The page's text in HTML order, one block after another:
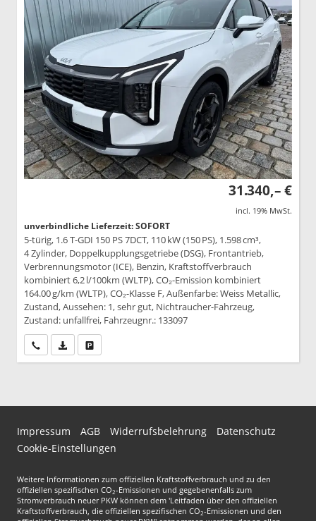
31.340,– €
incl. 19% MwSt.
unverbindliche Lieferzeit: SOFORT
5-türig, 1.6 T-GDI 150 PS 7DCT, 110 kW (150 PS), 1.598 cm³,
4 Zylinder, Doppelkupplungsgetriebe (DSG), Frontantrieb,
Verbrennungsmotor (ICE), Benzin, Kraftstoffverbrauch
kombiniert 6,2 l/100km (WLTP), CO₂-Emission kombiniert
164.00 g/km (WLTP), CO₂-Klasse F, Außenfarbe: Weiss Metallic,
Zustand, Aussehen: 1, sehr gut, Nichtraucher-Fahrzeug,
Zustand: unfallfrei, Fahrzeugnr.: 133097
Wir rufen Sie anPDF-Datei, Fahrzeugexposé drucken
Impressum AGB Widerrufsbelehrung
Datenschutz
Cookie-Einstellungen
Weitere Informationen zum offiziellen Kraftstoffverbrauch und zu den
offiziellen spezifischen CO2-Emissionen und gegebenenfalls zum
Stromverbrauch neuer PKW können dem 'Leitfaden über den offiziellen
Kraftstoffverbrauch, die offiziellen spezifischen CO2-Emissionen und den